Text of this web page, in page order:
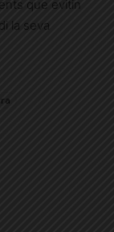
que evitin
la seva